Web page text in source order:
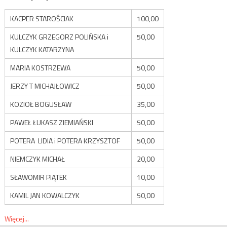
KACPER STAROŚCIAK
100,00
KULCZYK GRZEGORZ POLIŃSKA i
KULCZYK KATARZYNA
50,00
MARIA KOSTRZEWA
50,00
JERZY T MICHAJŁOWICZ
50,00
KOZIOŁ BOGUSŁAW
35,00
PAWEŁ ŁUKASZ ZIEMIAŃSKI
50,00
POTERA LIDIA i POTERA KRZYSZTOF
50,00
NIEMCZYK MICHAŁ
20,00
SŁAWOMIR PIĄTEK
10,00
KAMIL JAN KOWALCZYK
50,00
Więcej...